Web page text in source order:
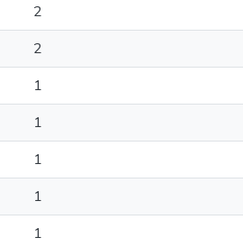
2
2
1
1
1
1
1